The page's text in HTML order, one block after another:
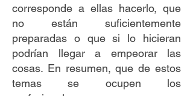
corresponde a ellas hacerlo, que
no están suficientemente
preparadas o que si lo hicieran
podrían llegar a empeorar las
cosas. En resumen, que de estos
temas se ocupen los